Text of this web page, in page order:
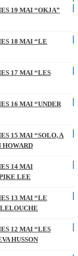
19 MAI “OKJA”
18 MAI “LE
17 MAI “LES
16 MAI “UNDER
15 MAI “SOLO, A
HOWARD
14 MAI
LEE
13 MAI “LE
12 MAI “LES
HUSSON